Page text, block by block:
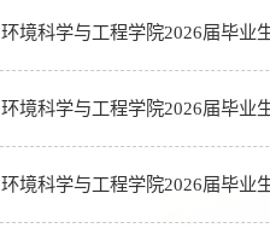
环境科学与工程学院2026届毕业
环境科学与工程学院2026届毕业
环境科学与工程学院2026届毕业